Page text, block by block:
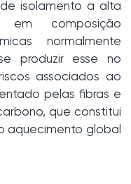
isolamento a alta
em composição
normalmente
produzir esse no
associados ao
pelas fibras e
que constitui
aquecimento global